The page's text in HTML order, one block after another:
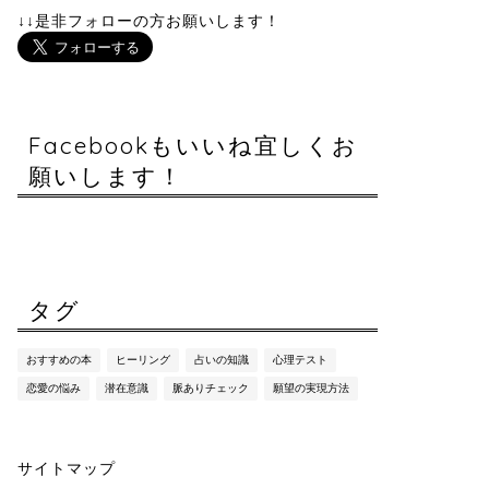
↓↓是非フォローの方お願いします！
Facebookもいいね宜しくお
願いします！
タグ
おすすめの本 ヒーリング 占いの知識 心理テスト
恋愛の悩み 潜在意識 脈ありチェック 願望の実現方法
サイトマップ